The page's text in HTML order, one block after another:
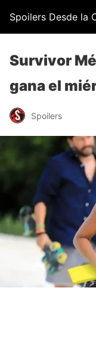
Spoilers Desde la
Survivor
gana el
Spoilers